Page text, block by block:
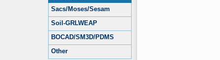
Sacs/Moses/Sesam
Soil-GRLWEAP
BOCAD/SM3D/PDMS
Other